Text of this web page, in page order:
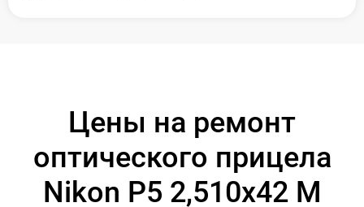
Цены на ремонт
оптического прицела
Nikon P5 2,510x42 M